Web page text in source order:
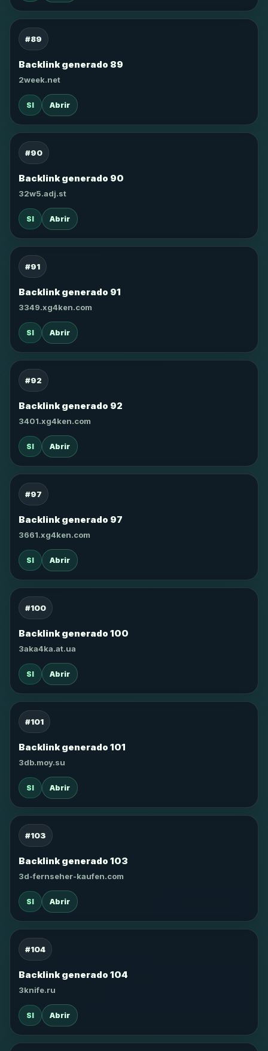
#89
Backlink generado 89
2week.net
SI Abrir
#90
Backlink generado 90
32w5.adj.st
SI Abrir
#91
Backlink generado 91
3349.xg4ken.com
SI Abrir
#92
Backlink generado 92
3401.xg4ken.com
SI Abrir
#97
Backlink generado 97
3661.xg4ken.com
SI Abrir
#100
Backlink generado 100
3aka4ka.at.ua
SI Abrir
#101
Backlink generado 101
3db.moy.su
SI Abrir
#103
Backlink generado 103
3d-fernseher-kaufen.com
SI Abrir
#104
Backlink generado 104
3knife.ru
SI Abrir